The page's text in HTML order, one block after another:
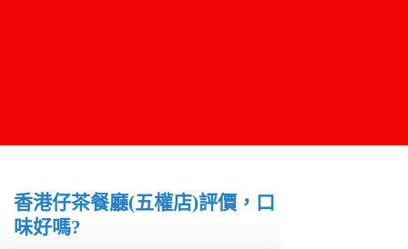
香港仔茶餐廳(五權店)評價，口
味好嗎?